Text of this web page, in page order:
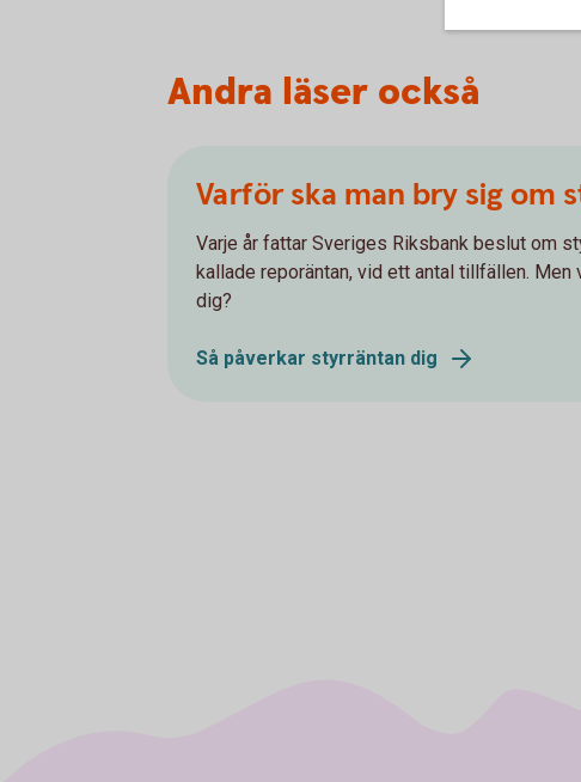
Andra läser också
Varför ska man bry sig om
Varje år fattar Sveriges Riksbank beslut om
kallade reporäntan, vid ett antal tillfällen. Men
dig?
Så påverkar styrräntan dig